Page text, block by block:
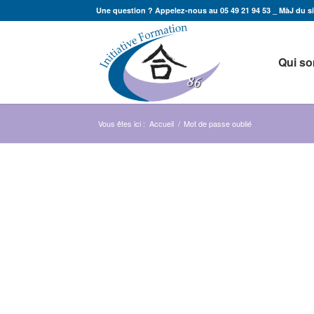
Une question ? Appelez-nous au 05 49 21 94 53 _ MàJ du
Qui
Vous êtes ici : Accueil / Mot de passe oublié